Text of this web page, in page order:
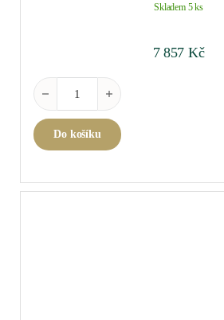
Skladem 5 ks
7 857 Kč
Tertre Roteboeuf, Saint Emilion
Do košíku